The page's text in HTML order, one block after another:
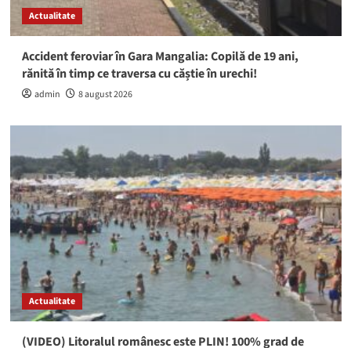
Actualitate
Accident feroviar în Gara Mangalia: Copilă de 19 ani,
rănită în timp ce traversa cu căștie în urechi!
admin 8 august 2026
Actualitate
(VIDEO) Litoralul românesc este PLIN! 100% grad de